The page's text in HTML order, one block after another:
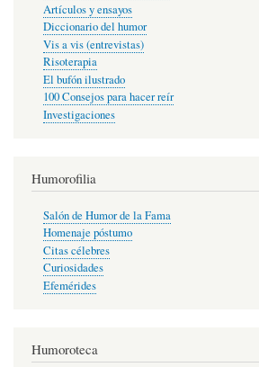
Artículos y ensayos
Diccionario del humor
Vis a vis (entrevistas)
Risoterapia
El bufón ilustrado
100 Consejos para hacer reír
Investigaciones
Humorofilia
Salón de Humor de la Fama
Homenaje póstumo
Citas célebres
Curiosidades
Efemérides
Humoroteca